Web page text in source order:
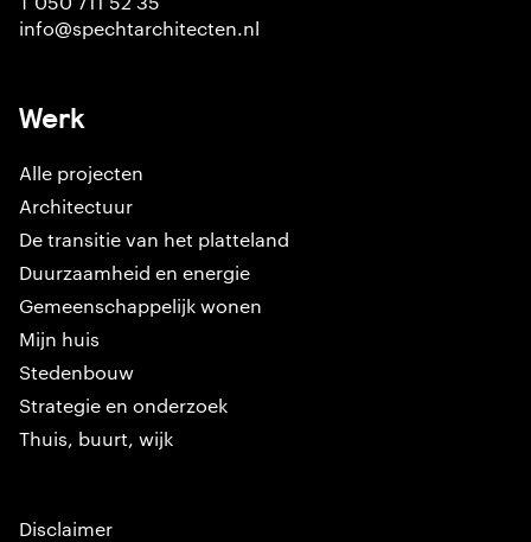
info@spechtarchitecten.nl
Werk
Alle projecten
Architectuur
De transitie van het platteland
Duurzaamheid en energie
Gemeenschappelijk wonen
Mijn huis
Stedenbouw
Strategie en onderzoek
Thuis, buurt, wijk
Disclaimer